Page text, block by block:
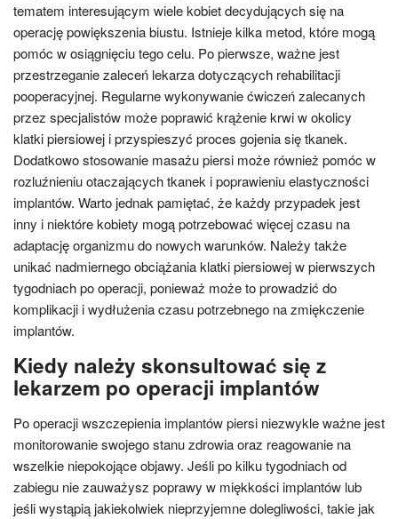
tematem interesującym wiele kobiet decydujących się na
operację powiększenia biustu. Istnieje kilka metod, które mogą
pomóc w osiągnięciu tego celu. Po pierwsze, ważne jest
przestrzeganie zaleceń lekarza dotyczących rehabilitacji
pooperacyjnej. Regularne wykonywanie ćwiczeń zalecanych
przez specjalistów może poprawić krążenie krwi w okolicy
klatki piersiowej i przyspieszyć proces gojenia się tkanek.
Dodatkowo stosowanie masażu piersi może również pomóc w
rozluźnieniu otaczających tkanek i poprawieniu elastyczności
implantów. Warto jednak pamiętać, że każdy przypadek jest
inny i niektóre kobiety mogą potrzebować więcej czasu na
adaptację organizmu do nowych warunków. Należy także
unikać nadmiernego obciążania klatki piersiowej w pierwszych
tygodniach po operacji, ponieważ może to prowadzić do
komplikacji i wydłużenia czasu potrzebnego na zmiękczenie
implantów.
Kiedy należy skonsultować się z
lekarzem po operacji implantów
Po operacji wszczepienia implantów piersi niezwykle ważne jest
monitorowanie swojego stanu zdrowia oraz reagowanie na
wszelkie niepokojące objawy. Jeśli po kilku tygodniach od
zabiegu nie zauważysz poprawy w miękkości implantów lub
jeśli wystąpią jakiekolwiek nieprzyjemne dolegliwości, takie jak